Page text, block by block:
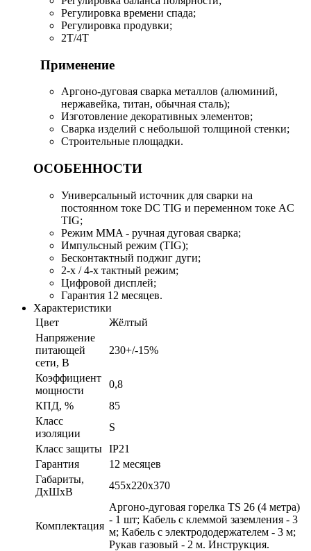
Регулировка времени спада;
Регулировка продувки;
2T/4T
Применение
Аргоно-дуговая сварка металлов (алюминий,
нержавейка, титан, обычная сталь);
Изготовление декоративных элементов;
Сварка изделий с небольшой толщиной стенки;
Строительные площадки.
ОСОБЕННОСТИ
Универсальный источник для сварки на
постоянном токе DC TIG и переменном токе AC
TIG;
Режим MMA - ручная дуговая сварка;
Импульсный режим (TIG);
Бесконтактный поджиг дуги;
2-х / 4-х тактный режим;
Цифровой дисплей;
Гарантия 12 месяцев.
Характеристики
Цвет
Жёлтый
Напряжение
питающей
сети, В
230+/-15%
Коэффициент
мощности
0,8
КПД, %
85
Класс
изоляции
S
Класс защиты IP21
Гарантия
12 месяцев
Габариты,
ДхШхВ
455x220x370
Комплектация
Аргоно-дуговая горелка TS 26 (4 метра)
- 1 шт; Кабель с клеммой заземления - 3
м; Кабель с электрододержателем - 3 м;
Рукав газовый - 2 м. Инструкция.